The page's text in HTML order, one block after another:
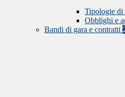
Tipologie di
Obblighi e
Bandi di gara e contratti